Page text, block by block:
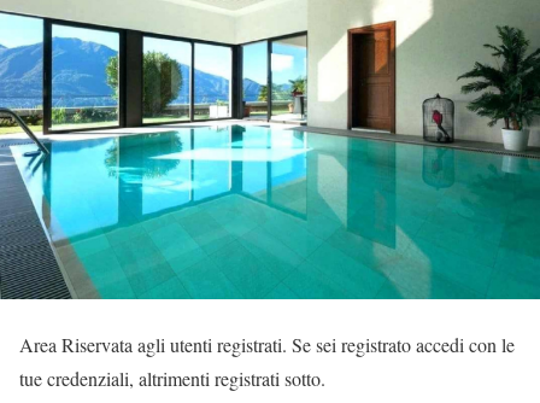
Area Riservata agli utenti registrati. Se sei registrato accedi con le
tue credenziali, altrimenti registrati sotto.